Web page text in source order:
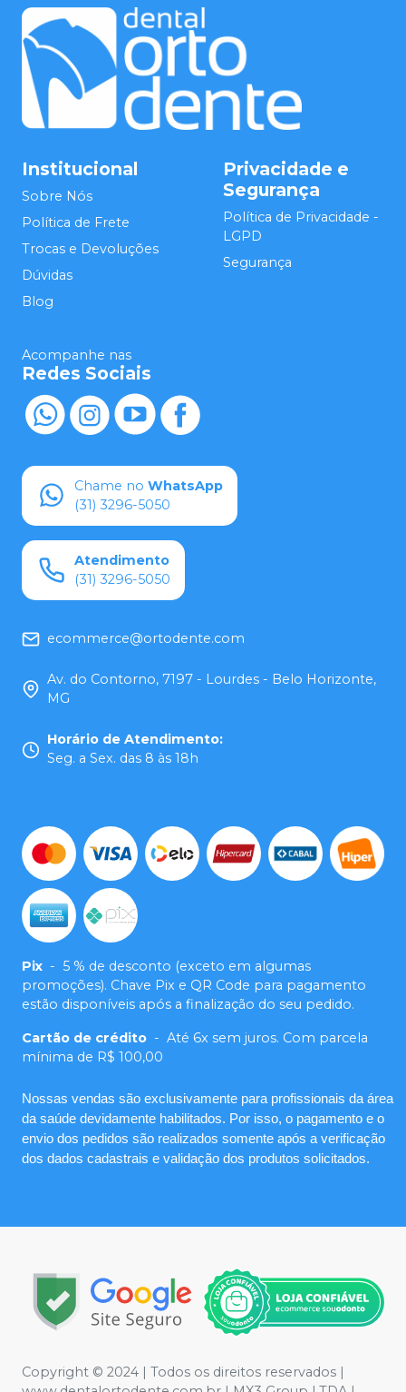
Institucional
Sobre Nós
Política de Frete
Trocas e Devoluções
Dúvidas
Blog
Privacidade e
Segurança
Política de Privacidade -
LGPD
Segurança
Acompanhe nas
Redes Sociais
Chame no WhatsApp
(31) 3296-5050
Atendimento
(31) 3296-5050
ecommerce@ortodente.com
Av. do Contorno, 7197 - Lourdes - Belo Horizonte,
MG
Horário de Atendimento:
Seg. a Sex. das 8 às 18h
Pix - 5 % de desconto (exceto em algumas
promoções). Chave Pix e QR Code para pagamento
estão disponíveis após a finalização do seu pedido.
Cartão de crédito - Até 6x sem juros. Com parcela
mínima de R$ 100,00
Nossas vendas são exclusivamente para profissionais da área
da saúde devidamente habilitados. Por isso, o pagamento e o
envio dos pedidos são realizados somente após a verificação
dos dados cadastrais e validação dos produtos solicitados.
Copyright © 2024 | Todos os direitos reservados |